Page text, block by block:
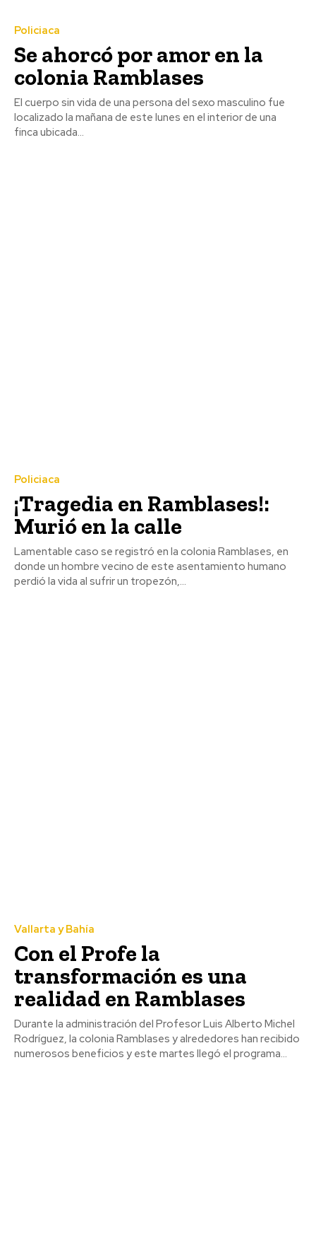
Policiaca
Se ahorcó por amor en la
colonia Ramblases
El cuerpo sin vida de una persona del sexo masculino fue
localizado la mañana de este lunes en el interior de una
finca ubicada...
Policiaca
¡Tragedia en Ramblases!:
Murió en la calle
Lamentable caso se registró en la colonia Ramblases, en
donde un hombre vecino de este asentamiento humano
perdió la vida al sufrir un tropezón,...
Vallarta y Bahía
Con el Profe la
transformación es una
realidad en Ramblases
Durante la administración del Profesor Luis Alberto Michel
Rodríguez, la colonia Ramblases y alrededores han recibido
numerosos beneficios y este martes llegó el programa...